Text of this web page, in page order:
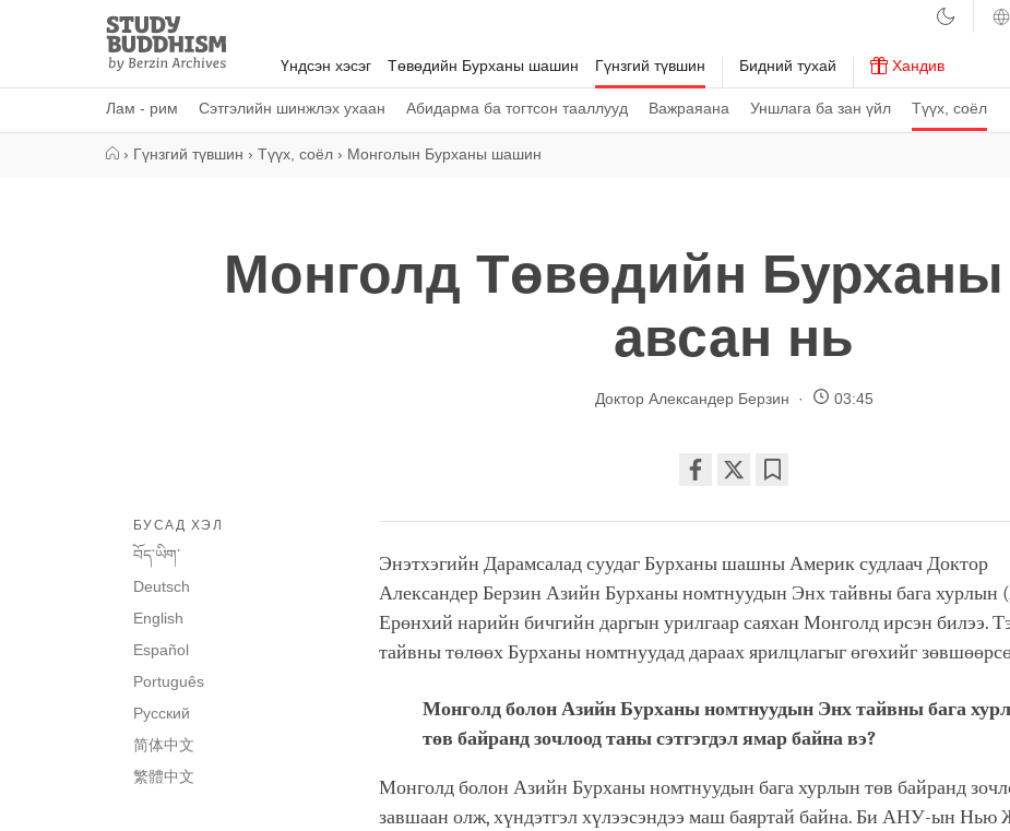
Study
Buddhism
Home
Үндсэн хэсэг Төвөдийн Бурханы шашин Гүнзгий түвшин
Лам - рим Сэтгэлийн шинжлэх ухаан Абидарма ба тогтсон тааллууд Важраяана Уншлага ба зан үйл Түүх, соёл
Бидний тухай Хандив
› Гүнзгий түвшин › Түүх, соёл › Монголын Бурханы шашин
Монголд Төвөдийн
авсан нь
Доктор Александер Берзин 03:45
on
facebook
БУСАД ХЭЛ
བོད་ཡིག་
Deutsch
English
Español
Português
Русский
简体中文
繁體中文
Энэтхэгийн Дарамсалад суудаг Бурханы шашны Америк судлаач Доктор
Александер Берзин Азийн Бурханы номтнуудын Энх тайвны бага хурлын (
Ерөнхий нарийн бичгийн даргын урилгаар саяхан Монголд ирсэн билээ.
тайвны төлөөх Бурханы номтнуудад дараах ярилцлагыг өгөхийг
Монголд болон Азийн Бурханы номтнуудын Энх тайвны бага
төв байранд зочлоод таны сэтгэгдэл ямар байна вэ?
Монголд болон Азийн Бурханы номтнуудын бага хурлын төв байранд
завшаан олж, хүндэтгэл хүлээсэндээ маш баяртай байна. Би АНУ-ын Нью